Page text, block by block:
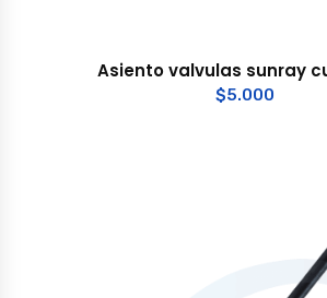
Asiento valvulas sunray
$5.000